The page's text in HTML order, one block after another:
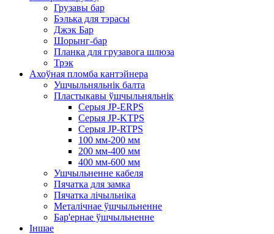
Грузавы бар
Бэлька для тэрасы
Джэк Бар
Шорынг-бар
Планка для грузавога шлюза
Трэк
Ахоўная пломба кантэйнера
Ушчыльняльнік балта
Пластыкавы ўшчыльняльнік
Серыя JP-ERPS
Серыя JP-KTPS
Серыя JP-RTPS
100 мм-200 мм
200 мм-400 мм
400 мм-600 мм
Ушчыльненне кабеля
Пячатка для замка
Пячатка лічыльніка
Металічнае ўшчыльненне
Бар'ернае ўшчыльненне
Іншае